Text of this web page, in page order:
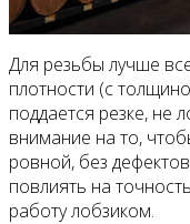
Для резьбы лучше
плотности (с
поддается резке, не
внимание на то,
ровной, без
повлиять на
работу лобзиком.